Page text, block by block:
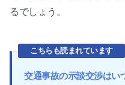
るでしょう。
こちらも読まれています
交通事故の示談交渉はい